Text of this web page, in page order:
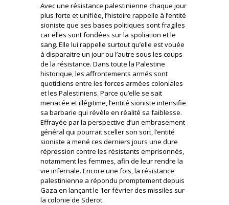
Avec une résistance palestinienne chaque jour
plus forte et unifiée, l’histoire rappelle à l’entité
sioniste que ses bases politiques sont fragiles
car elles sont fondées sur la spoliation et le
sang. Elle lui rappelle surtout qu’elle est vouée
à disparaitre un jour ou l’autre sous les coups
de la résistance. Dans toute la Palestine
historique, les affrontements armés sont
quotidiens entre les forces armées coloniales
et les Palestiniens. Parce qu’elle se sait
menacée et illégitime, l’entité sioniste intensifie
sa barbarie qui révèle en réalité sa faiblesse.
Effrayée par la perspective d’un embrasement
général qui pourrait sceller son sort, l’entité
sioniste a mené ces derniers jours une dure
répression contre les résistants emprisonnés,
notamment les femmes, afin de leur rendre la
vie infernale. Encore une fois, la résistance
palestinienne a répondu promptement depuis
Gaza en lançant le 1er février des missiles sur
la colonie de Sderot.